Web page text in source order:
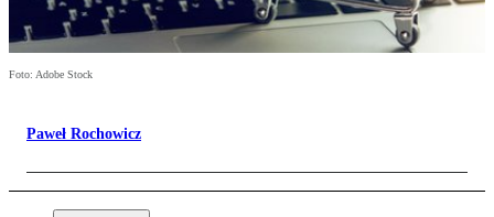
Foto: Adobe Stock
Paweł Rochowicz